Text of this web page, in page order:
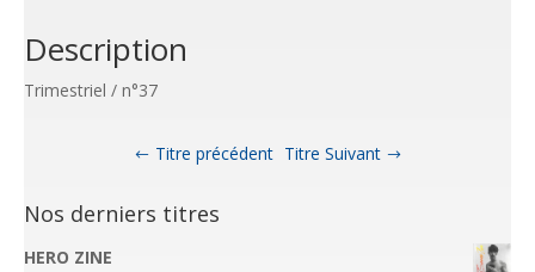
Description
Trimestriel / n°37
Titre précédent Titre Suivant
Nos derniers titres
HERO ZINE